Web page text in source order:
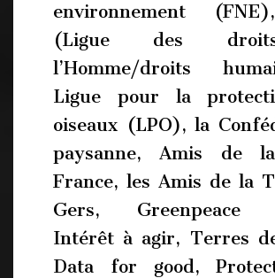
environnement
(Ligue des
l’Homme/droits
Ligue pour la
oiseaux (LPO), la
paysanne, Amis de
France, les Amis de la
Gers, Greenpeace
Intérêt à agir, Terres
Data for good,